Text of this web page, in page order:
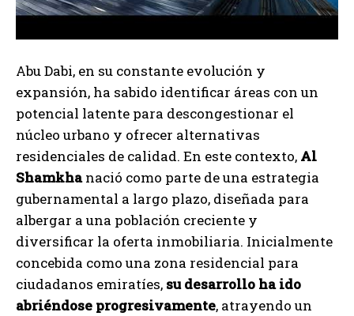
Abu Dabi, en su constante evolución y
expansión, ha sabido identificar áreas con un
potencial latente para descongestionar el
núcleo urbano y ofrecer alternativas
residenciales de calidad. En este contexto, Al
Shamkhanació como parte de una estrategia
gubernamental a largo plazo, diseñada para
albergar a una población creciente y
diversificar la oferta inmobiliaria. Inicialmente
concebida como una zona residencial para
ciudadanos emiratíes, su desarrollo ha ido
abriéndose progresivamente, atrayendo un